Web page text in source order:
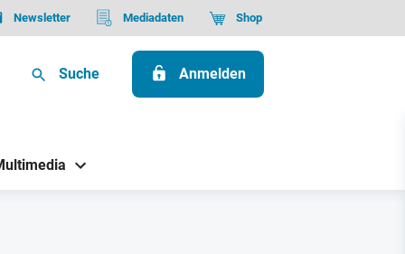
Newsletter Mediadaten Shop
Suche Anmelden